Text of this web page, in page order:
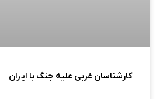
کارشناسان غربی علیه جنگ با ایران